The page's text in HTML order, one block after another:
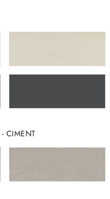
CIMENT